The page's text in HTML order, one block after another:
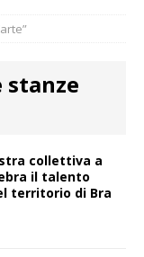
stanze
collettiva a
il talento
territorio di Bra